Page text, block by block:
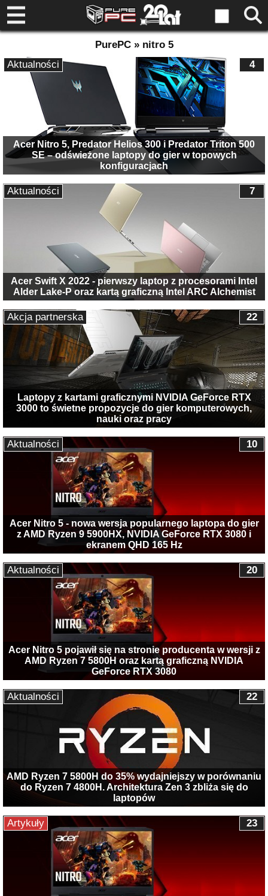
PurePC » nitro 5
Acer Nitro 5, Predator Helios 300 i Predator Triton 500
SE – odświeżone laptopy do gier w topowych
konfiguracjach
4
Aktualności
Acer Swift X 2022 - pierwszy laptop z procesorami Intel
Alder Lake-P oraz kartą graficzną Intel ARC Alchemist
7
Aktualności
Laptopy z kartami graficznymi NVIDIA GeForce RTX
3000 to świetne propozycje do gier komputerowych,
nauki oraz pracy
22
Akcja partnerska
Acer Nitro 5 - nowa wersja popularnego laptopa do gier
z AMD Ryzen 9 5900HX, NVIDIA GeForce RTX 3080 i
ekranem QHD 165 Hz
10
Aktualności
Acer Nitro 5 pojawił się na stronie producenta w wersji z
AMD Ryzen 7 5800H oraz kartą graficzną NVIDIA
GeForce RTX 3080
20
Aktualności
AMD Ryzen 7 5800H do 35% wydajniejszy w porównaniu
do Ryzen 7 4800H. Architektura Zen 3 zbliża się do
laptopów
22
Aktualności
23
Artykuły